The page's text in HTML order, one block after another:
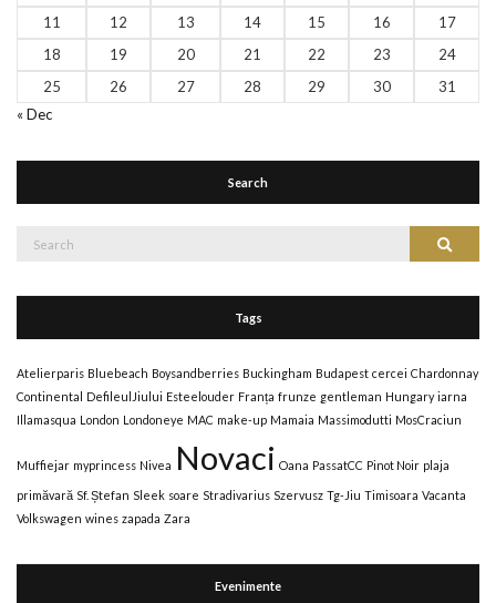
11
12 13 14 15 16
17
18
19 20 21 22 23
24
25
26 27 28 29 30
31
« Dec
Search
Tags
Atelierparis Bluebeach Boysandberries Buckingham Budapest cercei Chardonnay
Continental DefileulJiului Esteelouder Franța frunze gentleman Hungary iarna
Illamasqua London Londoneye MAC make-up Mamaia Massimodutti MosCraciun
Muffiejar myprincess Nivea Novaci Oana PassatCC Pinot Noir plaja
primăvară Sf. Ștefan Sleek soare Stradivarius Szervusz Tg-Jiu Timisoara Vacanta
Volkswagen wines zapada Zara
Evenimente